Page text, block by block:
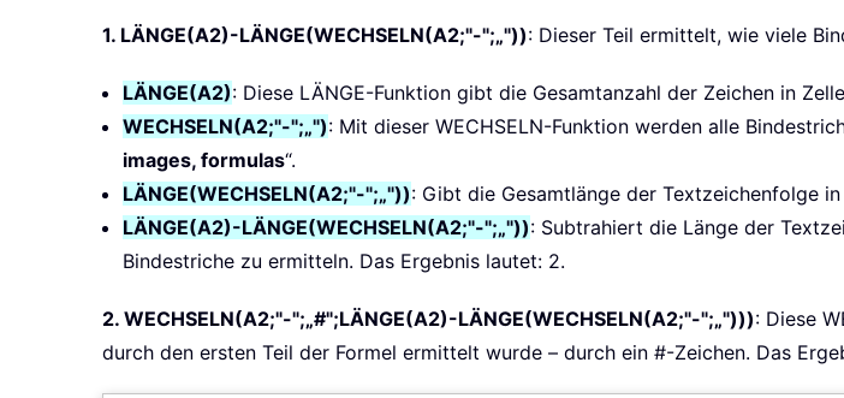
1. LÄNGE(A2)-LÄNGE(WECHSELN(A2;"-";„")): Dieser Teil ermittelt, wie viele
LÄNGE(A2): Diese LÄNGE-Funktion gibt die Gesamtanzahl der Zeichen in
WECHSELN(A2;"-";„"): Mit dieser WECHSELN-Funktion werden alle
images, formulas“.
LÄNGE(WECHSELN(A2;"-";„")): Gibt die Gesamtlänge der Textzeichenfolge
LÄNGE(A2)-LÄNGE(WECHSELN(A2;"-";„")): Subtrahiert die Länge der
Bindestriche zu ermitteln. Das Ergebnis lautet: 2.
2. WECHSELN(A2;"-";„#";LÄNGE(A2)-LÄNGE(WECHSELN(A2;"-";„"))): Diese
durch den ersten Teil der Formel ermittelt wurde – durch ein #-Zeichen. Das